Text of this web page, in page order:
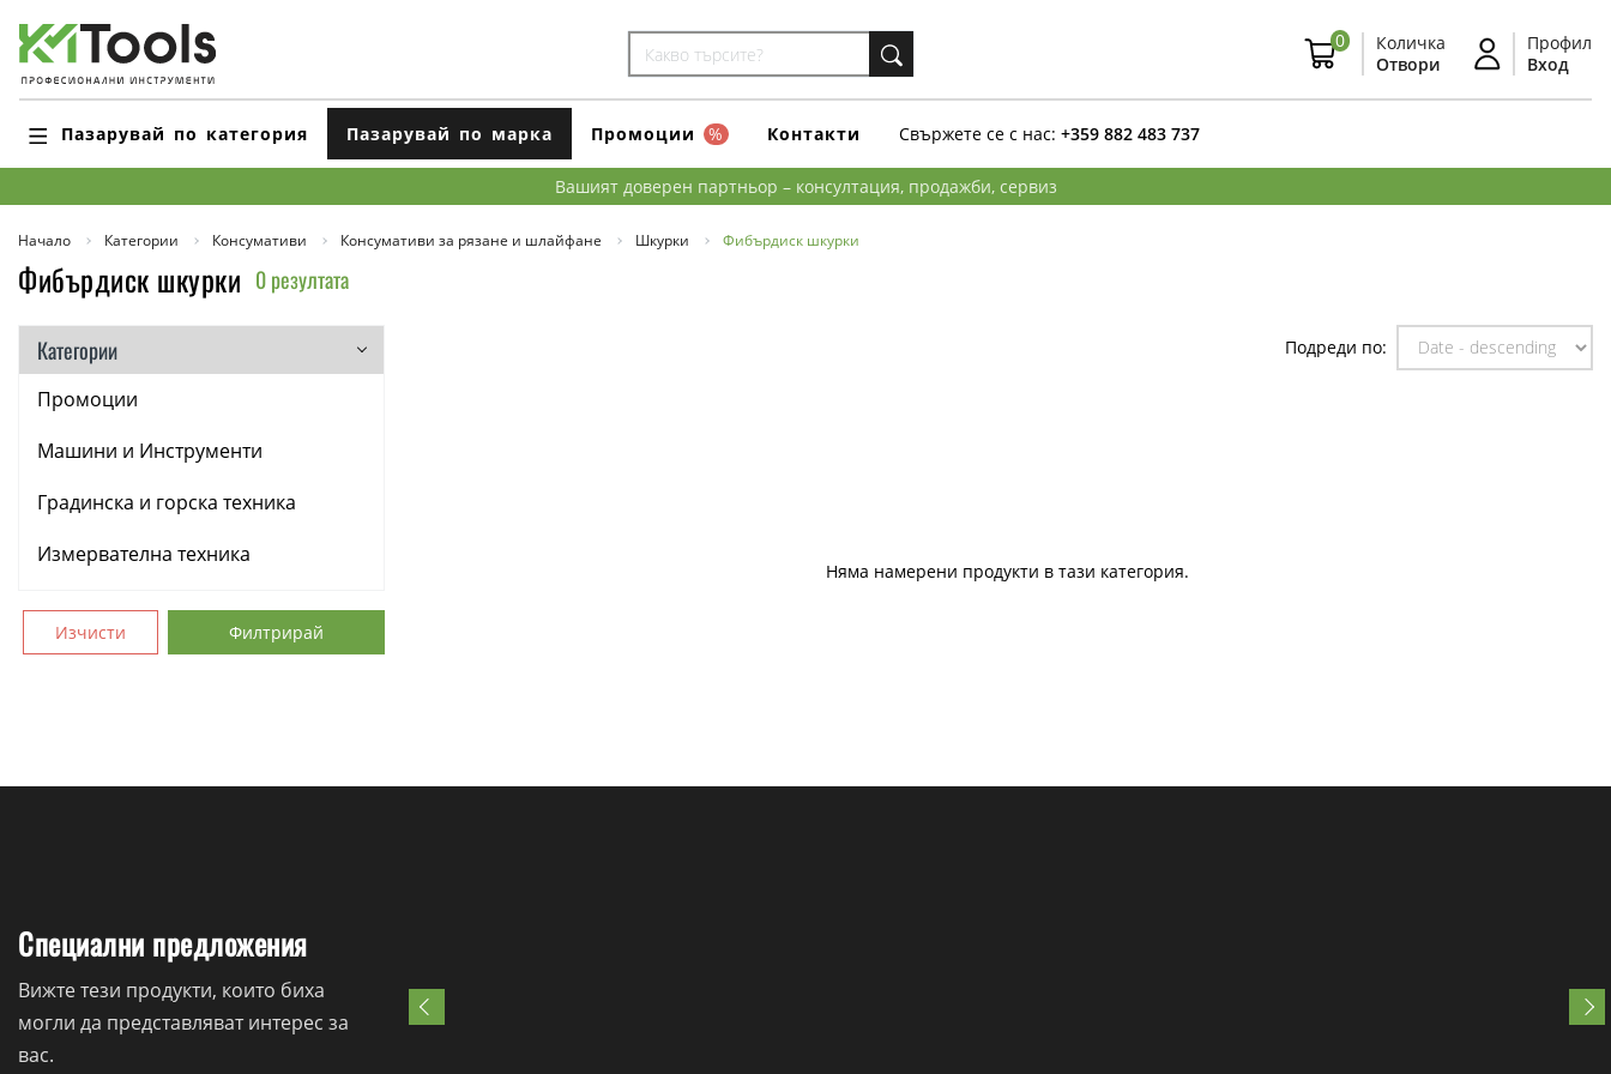
0
Количка
Отвори
Профил
Вход
Пазарувай по категория Пазарувай по марка Промоции % Контакти Свържете се с нас: +359 882 483 737
Вашият доверен партньор – консултация, продажби, сервиз
Начало Категории Консумативи Консумативи за рязане и шлайфане Шкурки Фибърдиск шкурки
Фибърдиск шкурки 0 резултата
Категории
Промоции
Машини и Инструменти
Градинска и горска техника
Измервателна техника
Аксесоари
Консумативи
Изчисти Филтрирай
Подреди по:
Няма намерени продукти в тази категория.
Специални предложения
Вижте тези продукти, които биха
могли да представляват интерес за
вас.